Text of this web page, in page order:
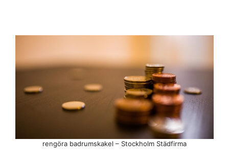
rengöra badrumskakel – Stockholm Städfirma